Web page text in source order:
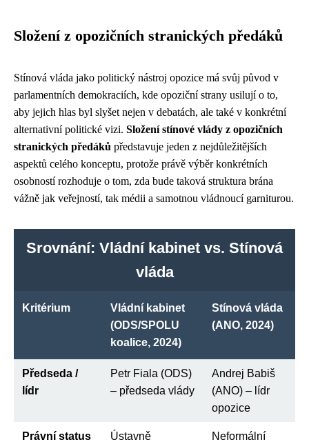
Složení z opozičních stranických předáků
Stínová vláda jako politický nástroj opozice má svůj původ v
parlamentních demokraciích, kde opoziční strany usilují o to,
aby jejich hlas byl slyšet nejen v debatách, ale také v konkrétní
alternativní politické vizi. Složení stínové vlády z opozičních
stranických předáků představuje jeden z nejdůležitějších
aspektů celého konceptu, protože právě výběr konkrétních
osobností rozhoduje o tom, zda bude taková struktura brána
vážně jak veřejností, tak médii a samotnou vládnoucí garniturou.
Srovnání: Vládní kabinet vs. Stínová
vláda
Kritérium
Vládní kabinet
(ODS/SPOLU
koalice, 2024)
Stínová vláda
(ANO, 2024)
Předseda /
lídr
Petr Fiala (ODS)
– předseda vlády
Andrej Babiš
(ANO) – lídr
opozice
Právní status Ústavně Neformální